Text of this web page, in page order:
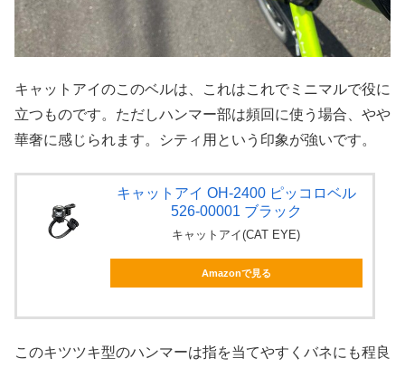
キャットアイのこのベルは、これはこれでミニマルで役に
立つものです。ただしハンマー部は頻回に使う場合、やや
華奢に感じられます。シティ用という印象が強いです。
キャットアイ OH-2400 ピッコロベル
526-00001 ブラック
キャットアイ(CAT EYE)
Amazonで見る
このキツツキ型のハンマーは指を当てやすくバネにも程良